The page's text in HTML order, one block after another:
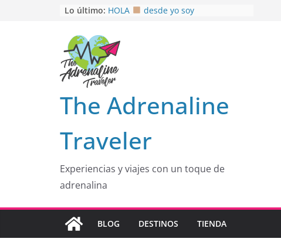
Lo último: HOLA
desde yo soy
EL SENDERO DEL CACAO: Excelente
opción
HOSPEDAJE AL NATURALSHH !!
En
MULITO!
The Adrenaline
Traveler
Experiencias y viajes con un toque de
adrenalina
BLOG DESTINOS TIENDA